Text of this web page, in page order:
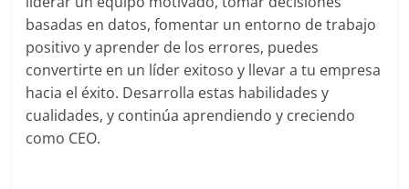
Agencias,
Empresas,
Negocios,
Tendencias,
Trendings,
Dinero,
Economía,
basadas en datos, fomentar un entorno de trabajo
positivo y aprender de los errores, puedes
convertirte en un líder exitoso y llevar a tu empresa
hacia el éxito. Desarrolla estas habilidades y
cualidades, y continúa aprendiendo y creciendo
como CEO.